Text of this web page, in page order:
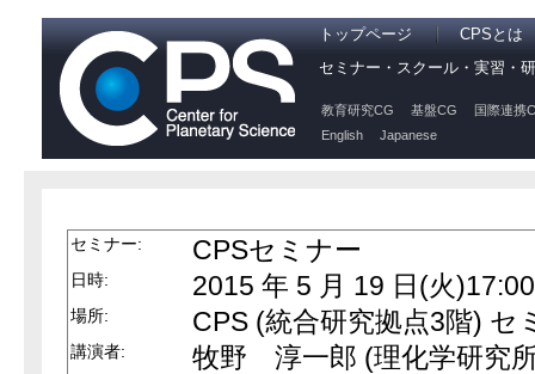
トップページ
CPSとは
セミナー・スクール・実習・
教育研究CG 基盤CG
国際連携
English
Japanese
セミナー: CPSセミナー
日時: 2015 年 5 月 19 日(火
場所: CPS (統合研究拠点3階) セ
講演者:
牧野 淳一郎 (理化学研究